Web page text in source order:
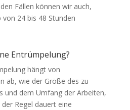
Fällen können wir auch,
24 bis 48 Stunden
Entrümpelung?
hängt von
ab, wie der Größe des zu
und dem Umfang der Arbeiten,
Regel dauert eine